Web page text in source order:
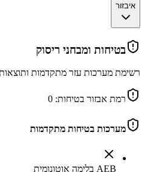
איבזור
בטיחות ומבחני ריסוק
רשימת מערכות עזר מתקדמות
רמת אבזור בטיחות: 0
מערכות בטיחות מתקדמות
AEB בלימה אוטונומית